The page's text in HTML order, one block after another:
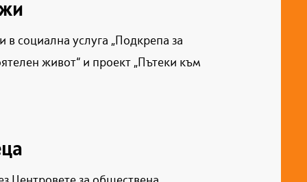
социална услуга „Подкрепа за
живот“ и проект „Пътеки към